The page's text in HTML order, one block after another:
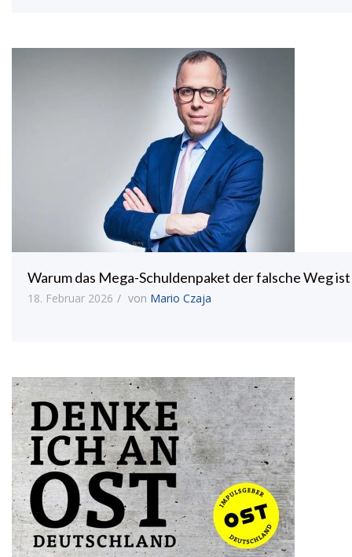
Warum das Mega-Schuldenpaket der falsche Weg ist
18. Februar 2026 von Mario Czaja